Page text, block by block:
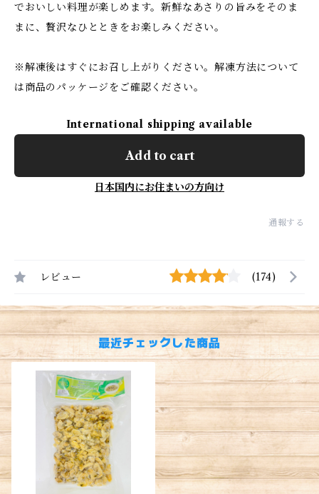
でおいしい料理が楽しめます。新鮮なあさりの旨みをそのま
まに、贅沢なひとときをお楽しみください。
※解凍後はすぐにお召し上がりください。解凍方法について
は商品のパッケージをご確認ください。
International shipping available
Add to cart
日本国内にお住まいの方向け
通報する
レビュー (174)
最近チェックした商品